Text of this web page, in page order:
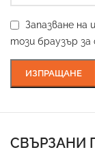
Запазване на
този браузър
СВЪРЗАНИ